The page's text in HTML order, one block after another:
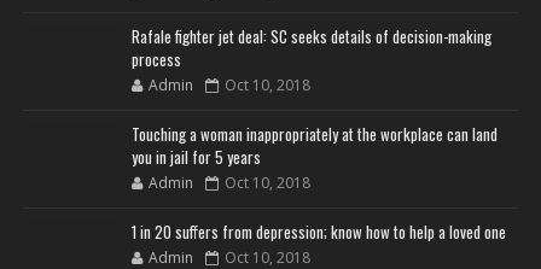
Rafale fighter jet deal: SC seeks details of decision-making
process
Admin Oct 10, 2018
Touching a woman inappropriately at the workplace can land
you in jail for 5 years
Admin Oct 10, 2018
1 in 20 suffers from depression; know how to help a loved one
Admin Oct 10, 2018